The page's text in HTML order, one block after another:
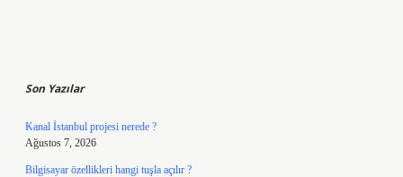
Son Yazılar
Kanal İstanbul projesi nerede ?
Ağustos 7, 2026
Bilgisayar özellikleri hangi tuşla açılır ?